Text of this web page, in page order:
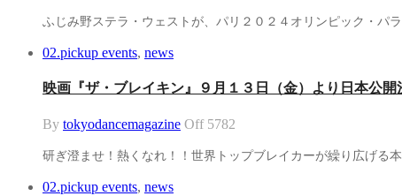
ふじみ野ステラ・ウェストが、パリ２０２４オリンピック・パ
02.pickup events, news
映画『ザ・ブレイキン』９月１３日（金）より日本公開
By tokyodancemagazine Off 5782
研ぎ澄ませ！熱くなれ！！世界トップブレイカーが繰り広げる本
02.pickup events, news